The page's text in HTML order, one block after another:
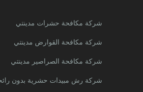
شركة مكافحة حشرات مدينتي
شركة مكافحة القوارض مدينتي
شركة مكافحة الصراصير مدينتي
شركة رش مبيدات حشرية بدون